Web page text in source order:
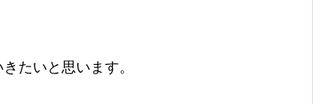
たいと思います。